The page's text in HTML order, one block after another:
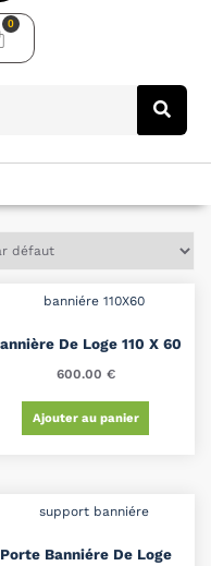
De Loge 110 X 60
600.00 €
Ajouter au panier
Porte Banniére De Loge